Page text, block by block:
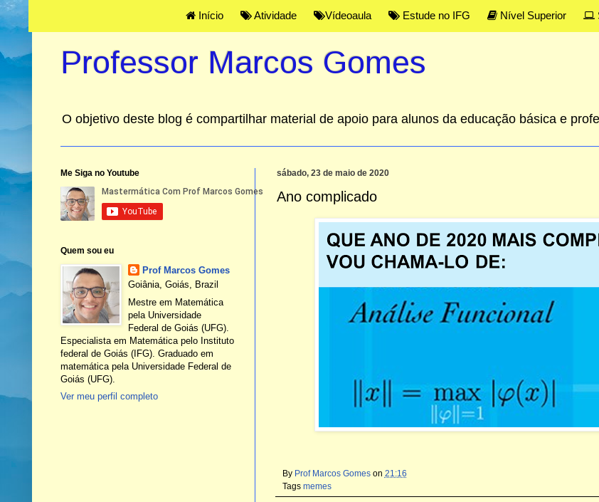
Início Atividade Vídeoaula Estude no IFG Nível Superior
Professor Marcos Gomes
O objetivo deste blog é compartilhar material de apoio para alunos da educação básica e
sábado, 23 de maio de 2020
Ano complicado
By Prof Marcos Gomes on 21:16
Tags memes
Me Siga no Youtube
Quem sou eu
Prof Marcos Gomes
Goiânia, Goiás, Brazil
Mestre em Matemática
pela Universidade
Federal de Goiás (UFG).
Especialista em Matemática pelo Instituto
federal de Goiás (IFG). Graduado em
matemática pela Universidade Federal de
Goiás (UFG).
Ver meu perfil completo